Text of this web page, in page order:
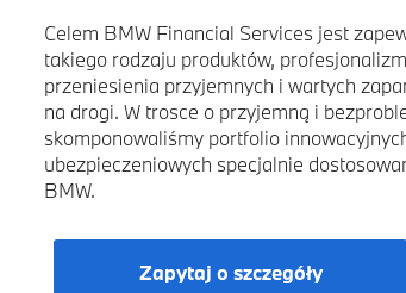
Celem BMW Financial Services jest
takiego rodzaju produktów,
przeniesienia przyjemnych i wartych
na drogi. W trosce o przyjemną i
skomponowaliśmy portfolio
ubezpieczeniowych specjalnie
BMW.
Zapytaj o szczegóły